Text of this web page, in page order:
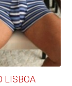
LISBOA